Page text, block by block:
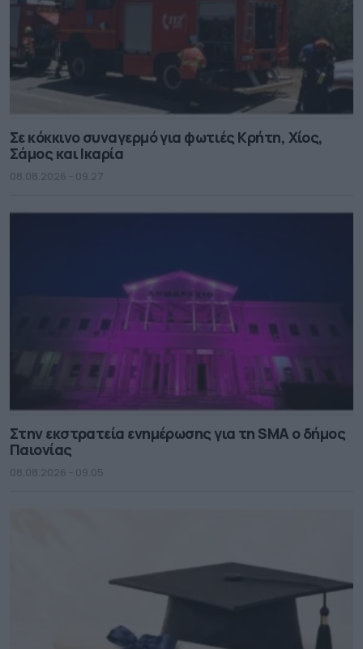
Σε κόκκινο συναγερμό για φωτιές Κρήτη, Χίος,
Σάμος και Ικαρία
08.08.2026 - 09.27
Στην εκστρατεία ενημέρωσης για τη SMA ο δήμος
Παιονίας
08.08.2026 - 09.05